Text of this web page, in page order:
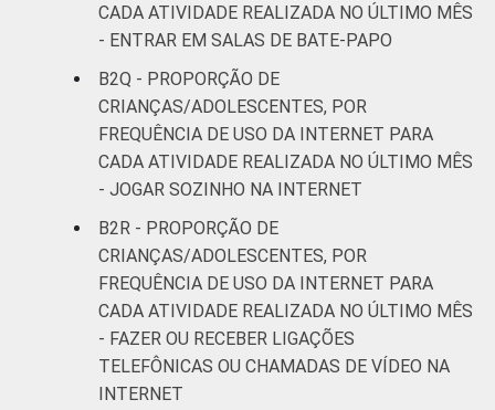
CADA ATIVIDADE REALIZADA NO ÚLTIMO MÊS
- ENTRAR EM SALAS DE BATE-PAPO
B2Q - PROPORÇÃO DE
CRIANÇAS/ADOLESCENTES, POR
FREQUÊNCIA DE USO DA INTERNET PARA
CADA ATIVIDADE REALIZADA NO ÚLTIMO MÊS
- JOGAR SOZINHO NA INTERNET
B2R - PROPORÇÃO DE
CRIANÇAS/ADOLESCENTES, POR
FREQUÊNCIA DE USO DA INTERNET PARA
CADA ATIVIDADE REALIZADA NO ÚLTIMO MÊS
- FAZER OU RECEBER LIGAÇÕES
TELEFÔNICAS OU CHAMADAS DE VÍDEO NA
INTERNET